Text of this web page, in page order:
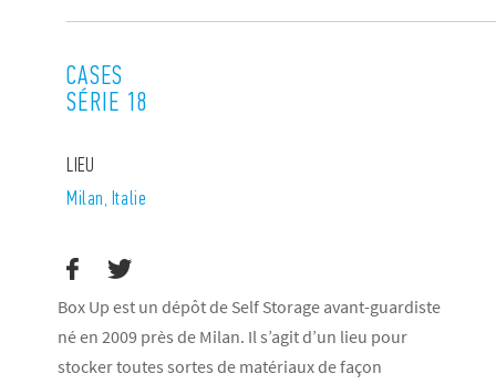
CASES
SÉRIE 18
LIEU
Milan, Italie
Box Up est un dépôt de Self Storage avant-guardiste
né en 2009 près de Milan. Il s’agit d’un lieu pour
stocker toutes sortes de matériaux de façon